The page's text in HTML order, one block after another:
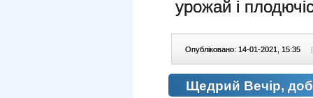
урожай і
Опубліковано: 14-01-2021, 15:35 |
Щедрий Вечір,